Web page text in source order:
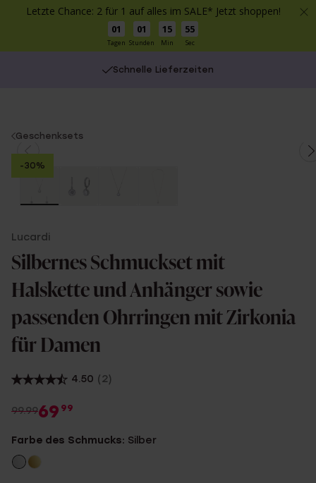
Letzte Chance: 2 für 1 auf alles im SALE* Jetzt shoppen!
01
Tagen
01
Stunden
15
Min
55
Sec
Schnelle Lieferzeiten
You
are
here:
Geschenksets
-30%
Lucardi
Silbernes Schmuckset mit
Halskette und Anhänger sowie
passenden Ohrringen mit Zirkonia
für Damen
4.50 (2)
99.9969 99
Farbe des Schmucks: Silber